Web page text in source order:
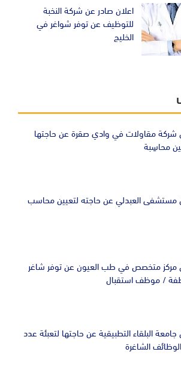
اعلان صادر عن شركة النخبة
للتوظيف عن توفر شواغر في
الخليج
شركة مقاولات في وادي صقرة عن حاجتها
محاسِبة
مستشفى العبدلي عن حاجته لتعيين محاسب
مركز متخصص في طب العيون عن توفر شاغر
/ موظف استقبال
جامعة البلقاء التطبيقية عن حاجتها لتعبئة عدد
الشاغرة